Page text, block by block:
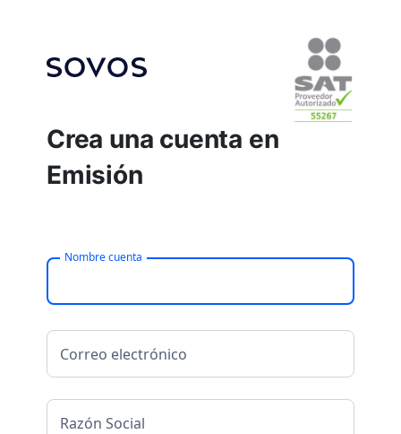
Crea una cuenta en
Emisión
Nombre cuenta
Correo electrónico
Razón Social